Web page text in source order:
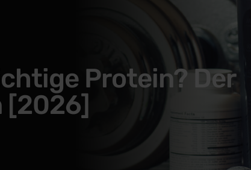
Protein? Der